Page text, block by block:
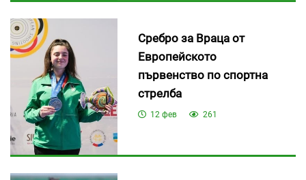
Сребро за Враца от
Европейското
първенство по спортна
стрелба
12 фев 261